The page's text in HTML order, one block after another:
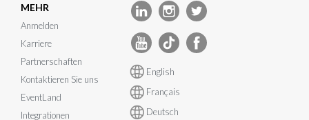
MEHR
Anmelden
Karriere
Partnerschaften
Kontaktieren Sie uns
EventLand
Integrationen
English
Français
Deutsch